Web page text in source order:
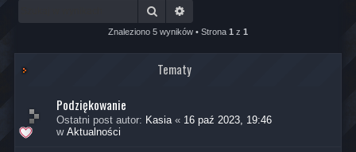
Szukaj
Znaleziono 5 wyników • Strona 1 z 1
Tematy
Podziękowanie
Ostatni post autor: Kasia « 16 paź 2023, 19:46
w Aktualności